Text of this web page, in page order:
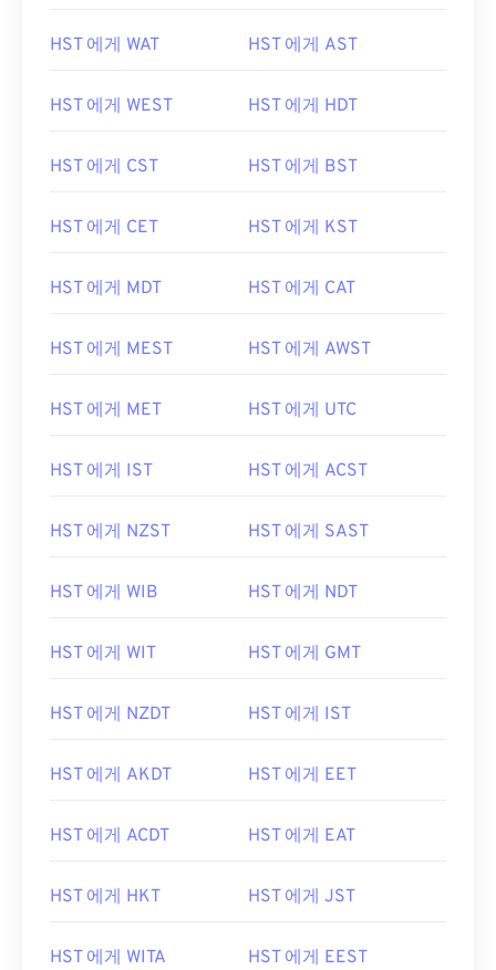
HST 에게 WAT HST 에게 AST
HST 에게 WEST HST 에게 HDT
HST 에게 CST HST 에게 BST
HST 에게 CET HST 에게 KST
HST 에게 MDT HST 에게 CAT
HST 에게 MEST HST 에게 AWST
HST 에게 MET HST 에게 UTC
HST 에게 IST HST 에게 ACST
HST 에게 NZST HST 에게 SAST
HST 에게 WIB HST 에게 NDT
HST 에게 WIT HST 에게 GMT
HST 에게 NZDT HST 에게 IST
HST 에게 AKDT HST 에게 EET
HST 에게 ACDT HST 에게 EAT
HST 에게 HKT HST 에게 JST
HST 에게 WITA HST 에게 EEST